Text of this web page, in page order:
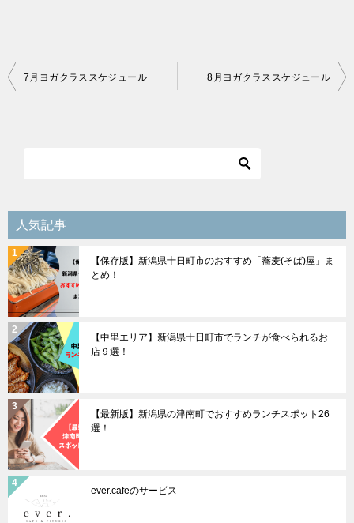
投
シ
ョ
ン
7月ヨガクラススケジュール 8月ヨガクラススケジュール
人気記事
【保存版】新潟県十日町市のおすすめ「蕎麦(そば)屋」ま
とめ！
【中里エリア】新潟県十日町市でランチが食べられるお
店９選！
【最新版】新潟県の津南町でおすすめランチスポット26
選！
ever.cafeのサービス